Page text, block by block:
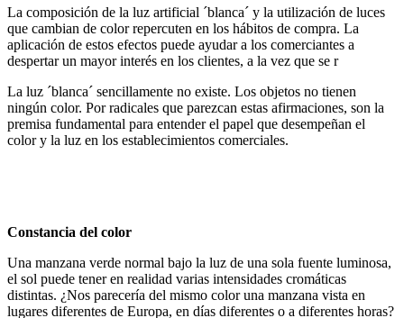
La composición de la luz artificial ´blanca´ y la utilización de luces
que cambian de color repercuten en los hábitos de compra. La
aplicación de estos efectos puede ayudar a los comerciantes a
despertar un mayor interés en los clientes, a la vez que se r
La luz ´blanca´ sencillamente no existe. Los objetos no tienen
ningún color. Por radicales que parezcan estas afirmaciones, son la
premisa fundamental para entender el papel que desempeñan el
color y la luz en los establecimientos comerciales.
Constancia del color
Una manzana verde normal bajo la luz de una sola fuente luminosa,
el sol puede tener en realidad varias intensidades cromáticas
distintas. ¿Nos parecería del mismo color una manzana vista en
lugares diferentes de Europa, en días diferentes o a diferentes horas?